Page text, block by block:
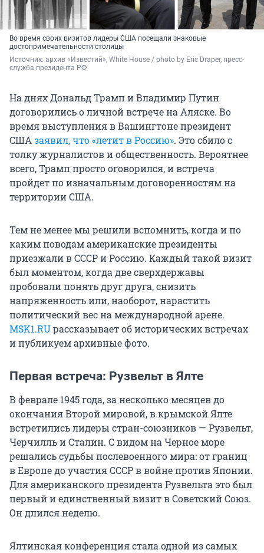
Во время своих визитов лидеры США посещали знаковые
достопримечательности столицы
Источник: архив «Известий», White House / photo by Eric Draper, пресс-
служба президента РФ
На днях Дональд Трамп и Владимир Путин
договорились о личной встрече на Аляске. Во
время выступления в Вашингтоне президент
СШАзаявил, что «летит в Россию». Это сбило с
толку журналистов и общественность. Вероятнее
всего, Трамп просто оговорился, и встреча
пройдет по изначальным договоренностям на
территории США.
Тем не менее мы решили вспомнить, когда и по
каким поводам американские президенты
приезжали в СССР и Россию. Каждый такой визит
был моментом, когда две сверхдержавы
пробовали понять друг друга, снизить
напряженность или, наоборот, нарастить
политический вес на международной арене.
MSK1.RUрассказывает об исторических встречах
и публикуем архивные фото.
Первая встреча: Рузвельт в Ялте
В феврале 1945 года, за несколько месяцев до
окончания Второй мировой, в крымской Ялте
встретились лидеры стран-союзников — Рузвельт,
Черчилль и Сталин. С видом на Черное море
решались судьбы послевоенного мира: от границ
в Европе до участия СССР в войне против Японии.
Для американского президента Рузвельта это был
первый и единственный визит в Советский Союз.
Он длился неделю.
Ялтинская конференция стала одной из самых